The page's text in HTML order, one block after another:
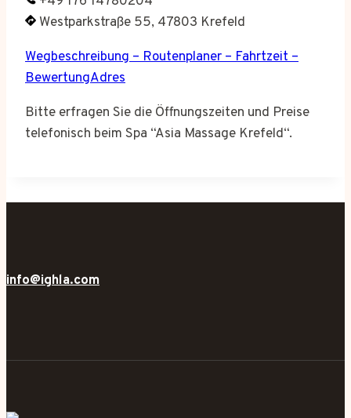
Westparkstraße 55, 47803 Krefeld
Wegbeschreibung – Routenplaner – Fahrtzeit –
BewertungAdres
Bitte erfragen Sie die Öffnungszeiten und Preise
telefonisch beim Spa “Asia Massage Krefeld“.
info@ighla.com